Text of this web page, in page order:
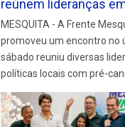
reúnem lideranças
MESQUITA - A Frente
promoveu um encontro no
sábado reuniu diversas
políticas locais com pré-